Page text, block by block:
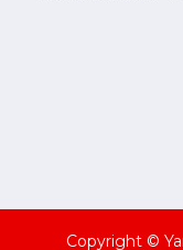
Copyright ©